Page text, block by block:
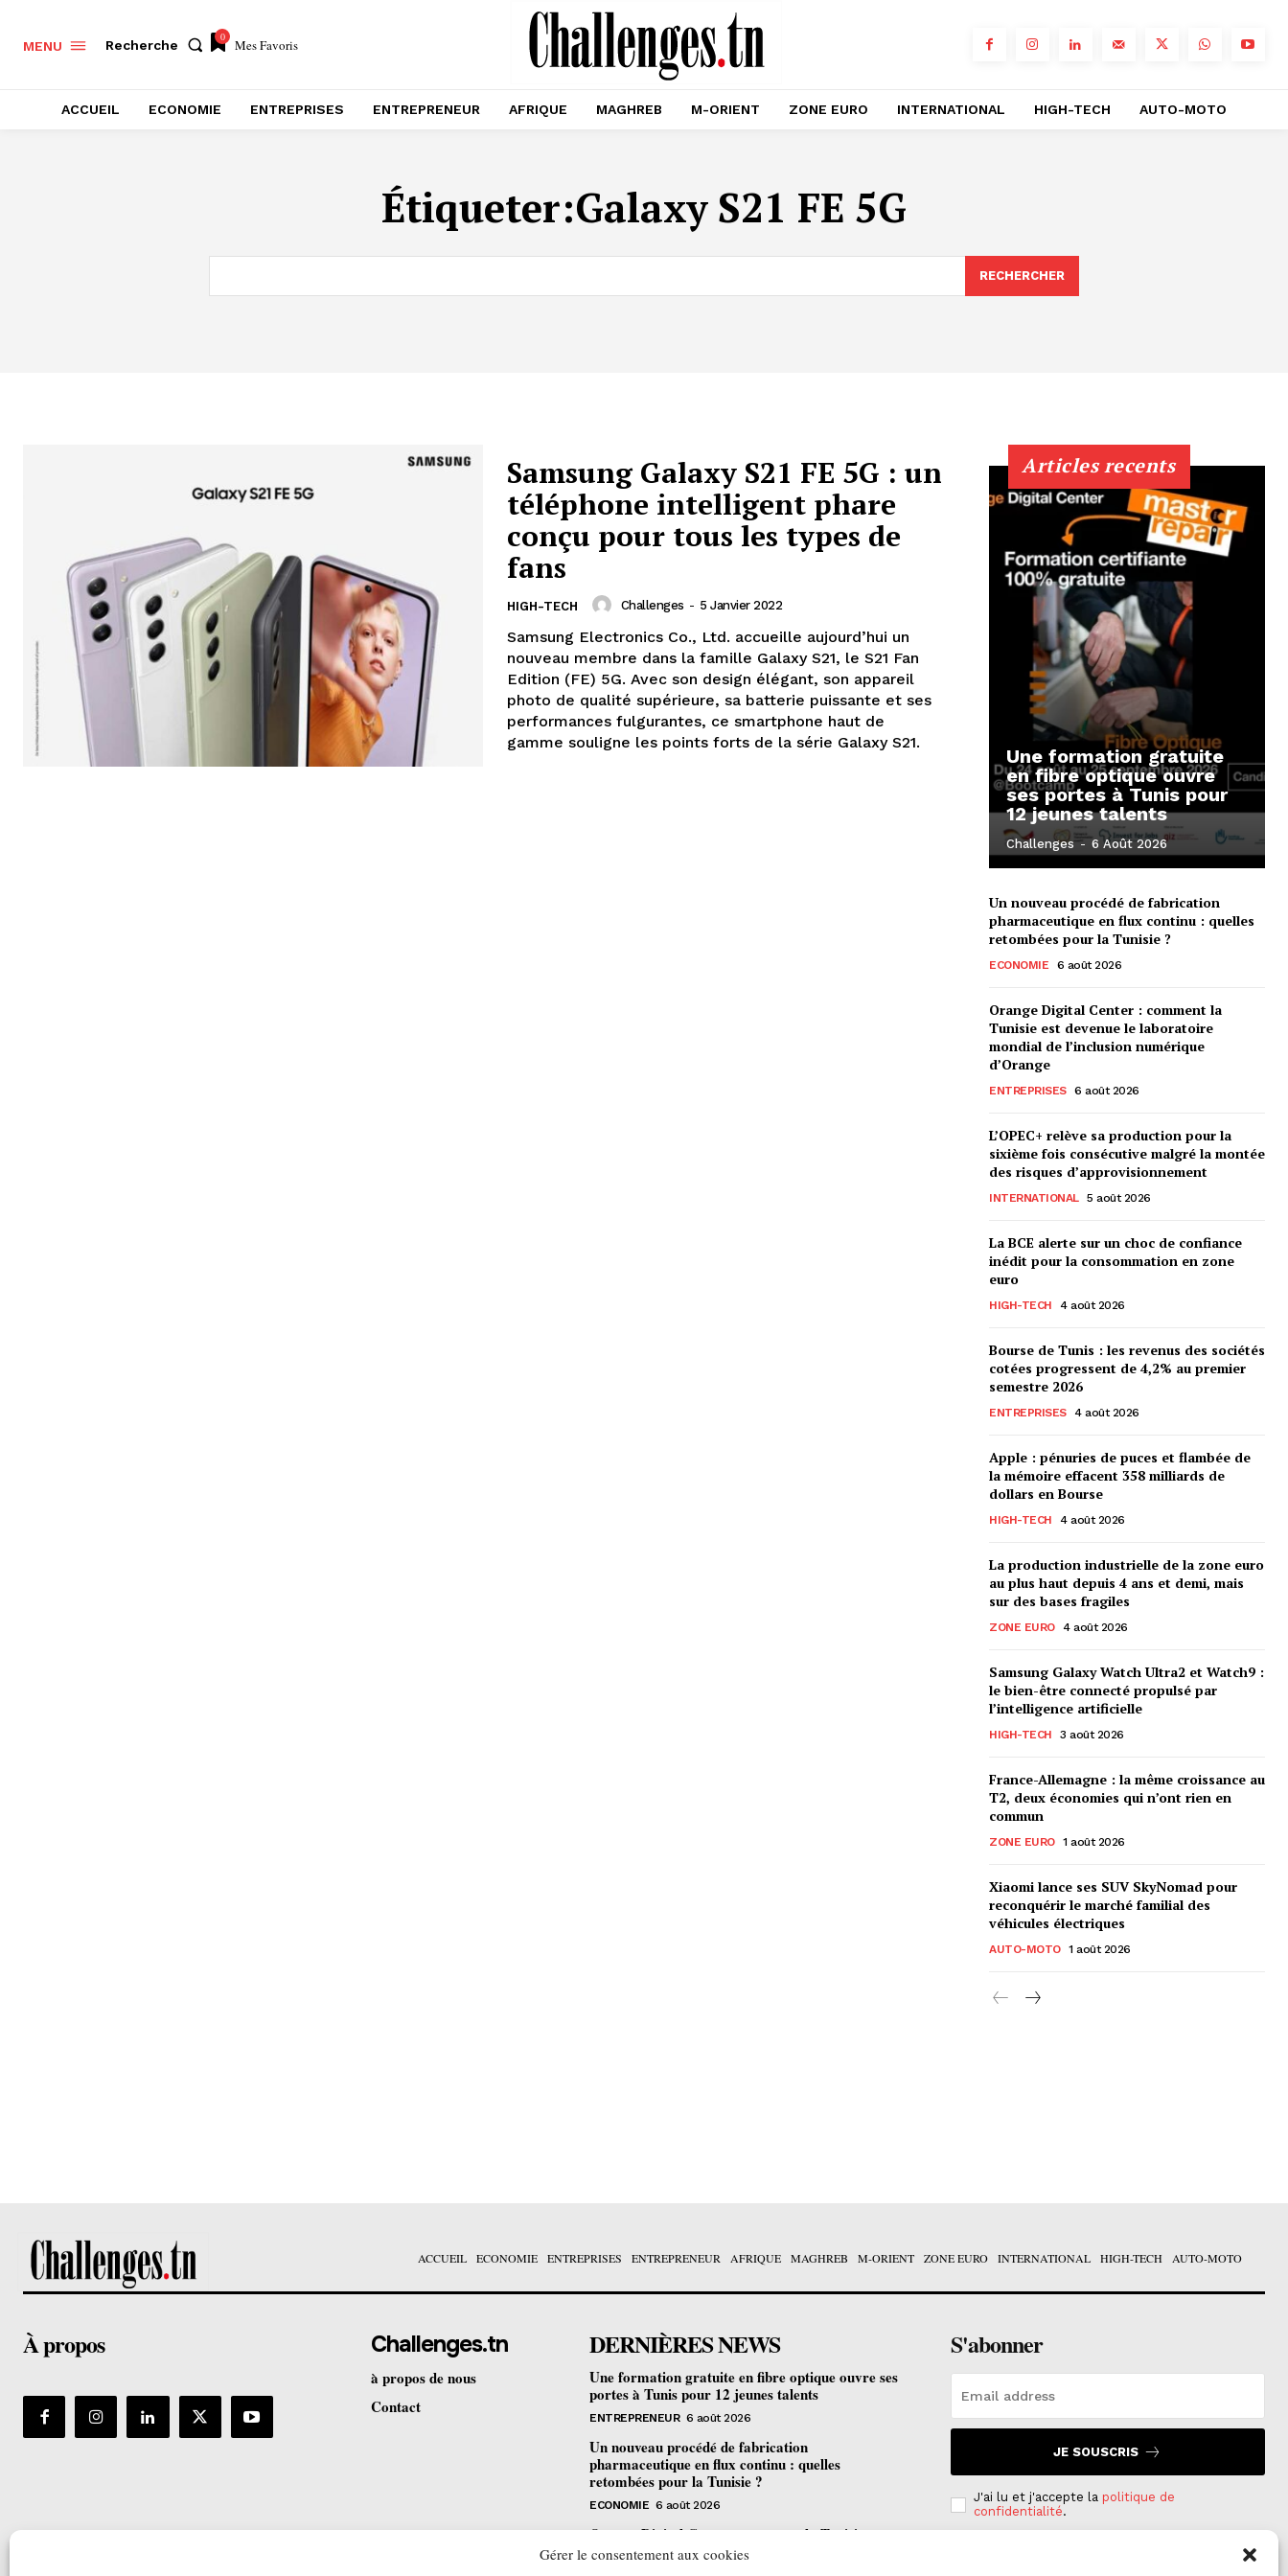
Gérer le consentement aux cookies
MENU Recherche
0 Mes Favoris
ACCUEIL ECONOMIE ENTREPRISES ENTREPRENEUR AFRIQUE MAGHREB M-ORIENT ZONE EURO INTERNATIONAL HIGH-TECH AUTO-MOTO
Étiqueter:Galaxy S21 FE 5G
RECHERCHER
Samsung Galaxy S21 FE 5G : un
téléphone intelligent phare
conçu pour tous les types de
fans
HIGH-TECH Challenges - 5 Janvier 2022
Samsung Electronics Co., Ltd. accueille aujourd’hui un
nouveau membre dans la famille Galaxy S21, le S21 Fan
Edition (FE) 5G. Avec son design élégant, son appareil
photo de qualité supérieure, sa batterie puissante et ses
performances fulgurantes, ce smartphone haut de
gamme souligne les points forts de la série Galaxy S21.
Articles recents
Une formation gratuite
en fibre optique ouvre
ses portes à Tunis pour
12 jeunes talents
Challenges - 6 Août 2026
Un nouveau procédé de fabrication
pharmaceutique en flux continu : quelles
retombées pour la Tunisie ?
ECONOMIE 6 août 2026
Orange Digital Center : comment la
Tunisie est devenue le laboratoire
mondial de l’inclusion numérique
d’Orange
ENTREPRISES 6 août 2026
L’OPEC+ relève sa production pour la
sixième fois consécutive malgré la montée
des risques d’approvisionnement
INTERNATIONAL 5 août 2026
La BCE alerte sur un choc de confiance
inédit pour la consommation en zone
euro
HIGH-TECH 4 août 2026
Bourse de Tunis : les revenus des sociétés
cotées progressent de 4,2% au premier
semestre 2026
ENTREPRISES 4 août 2026
Apple : pénuries de puces et flambée de
la mémoire effacent 358 milliards de
dollars en Bourse
HIGH-TECH 4 août 2026
La production industrielle de la zone euro
au plus haut depuis 4 ans et demi, mais
sur des bases fragiles
ZONE EURO 4 août 2026
Samsung Galaxy Watch Ultra2 et Watch9 :
le bien-être connecté propulsé par
l’intelligence artificielle
HIGH-TECH 3 août 2026
France-Allemagne : la même croissance au
T2, deux économies qui n’ont rien en
commun
ZONE EURO 1 août 2026
Xiaomi lance ses SUV SkyNomad pour
reconquérir le marché familial des
véhicules électriques
AUTO-MOTO 1 août 2026
ACCUEIL ECONOMIE ENTREPRISES ENTREPRENEUR AFRIQUE MAGHREB M-ORIENT ZONE EURO INTERNATIONAL HIGH-TECH AUTO-MOTO
À propos Challenges.tn
à propos de nous
Contact
DERNIÈRES NEWS
Une formation gratuite en fibre optique ouvre ses
portes à Tunis pour 12 jeunes talents
ENTREPRENEUR 6 août 2026
Un nouveau procédé de fabrication
pharmaceutique en flux continu : quelles
retombées pour la Tunisie ?
ECONOMIE 6 août 2026
Orange Digital Center : comment la Tunisie est
devenue le laboratoire mondial de l’inclusion
S'abonner
JE SOUSCRIS
J'ai lu et j'accepte la politique de
confidentialité.